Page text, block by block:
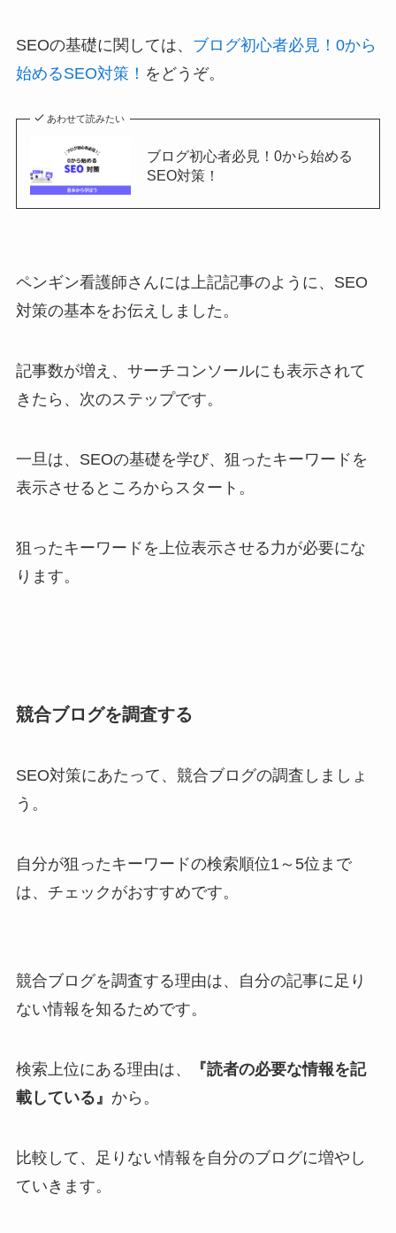
SEOの基礎に関しては、 ブログ初心者必見！0から
始めるSEO対策！ をどうぞ。
あわせて読みたい
ブログ初心者必見！0から始める
SEO対策！
ペンギン看護師さんには上記記事のように、SEO
対策の基本をお伝えしました。
記事数が増え、サーチコンソールにも表示されて
きたら、次のステップです。
一旦は、SEOの基礎を学び、狙ったキーワードを
表示させるところからスタート。
狙ったキーワードを上位表示させる力が必要にな
ります。
競合ブログを調査する
SEO対策にあたって、競合ブログの調査しましょ
う。
自分が狙ったキーワードの検索順位1～5位まで
は、チェックがおすすめです。
競合ブログを調査する理由は、自分の記事に足り
ない情報を知るためです。
検索上位にある理由は、
『読者の必要な情報を記
載している』 から。
比較して、足りない情報を自分のブログに増やし
ていきます。